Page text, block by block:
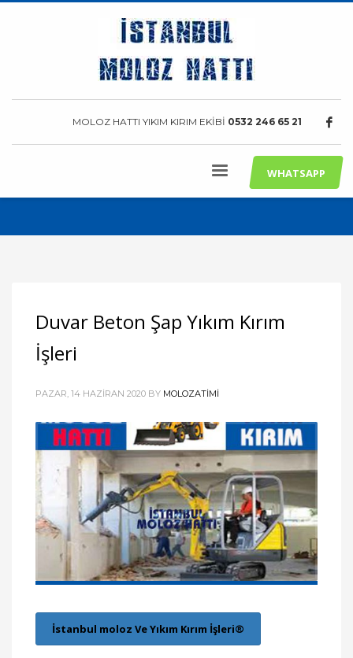
MOLOZ HATTI YIKIM KIRIM EKİBİ 0532 246 65 21
WHATSAPP
Duvar Beton Şap Yıkım Kırım
İşleri
PAZAR, 14 HAZIRAN 2020 BY MOLOZATIMI
İstanbul moloz Ve Yıkım Kırım İşleri®